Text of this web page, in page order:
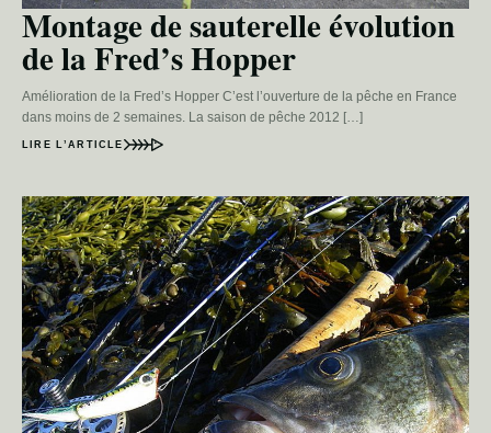
Montage de sauterelle évolution
de la Fred’s Hopper
Amélioration de la Fred’s Hopper C’est l’ouverture de la pêche en France
dans moins de 2 semaines. La saison de pêche 2012 […]
LIRE L’ARTICLE